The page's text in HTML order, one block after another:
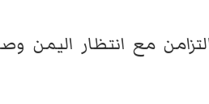
مع انتظار اليمن